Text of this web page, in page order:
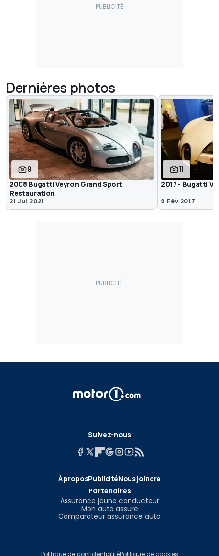
Dernières photos
9
2008 Bugatti Veyron Grand Sport
Restauration
21 Jul 2021
11
2017 - Bugatti
9 Fév 2017
Suivez-nous
À proposPublicitéNous joindre
Partenaires
Assurance jeune conducteur
Mon auto assure
Comparateur assurance auto
Politique de confidentialitéPolitique de cookies